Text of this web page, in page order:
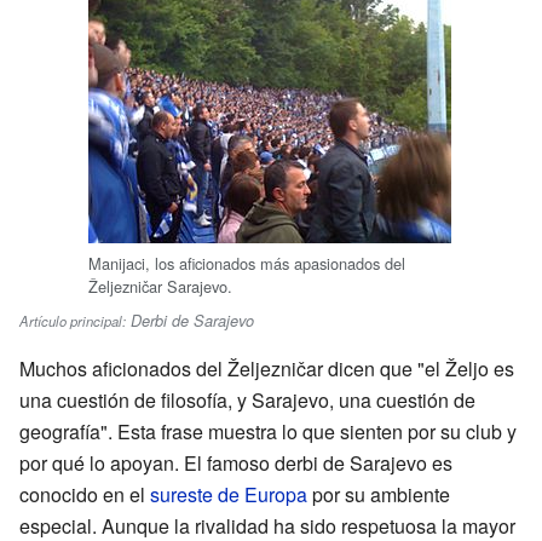
Manijaci, los aficionados más apasionados del
Željezničar Sarajevo.
Artículo principal: Derbi de Sarajevo
Muchos aficionados del Željezničar dicen que "el Željo es
una cuestión de filosofía, y Sarajevo, una cuestión de
geografía". Esta frase muestra lo que sienten por su club y
por qué lo apoyan. El famoso derbi de Sarajevo es
conocido en el sureste de Europapor su ambiente
especial. Aunque la rivalidad ha sido respetuosa la mayor